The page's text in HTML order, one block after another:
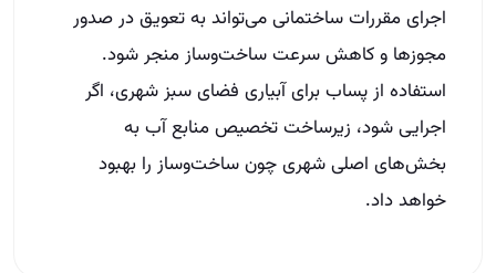
اجرای مقررات ساختمانی می‌تواند به تعویق در صدور
مجوزها و کاهش سرعت ساخت‌وساز منجر شود.
استفاده از پساب برای آبیاری فضای سبز شهری، اگر
اجرایی شود، زیرساخت تخصیص منابع آب به
بخش‌های اصلی شهری چون ساخت‌وساز را بهبود
خواهد داد.